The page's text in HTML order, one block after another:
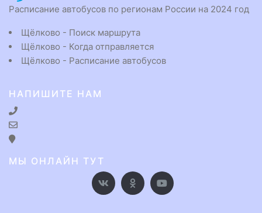
Расписание автобусов по регионам России на 2024 год
Щёлково - Поиск маршрута
Щёлково - Когда отправляется
Щёлково - Расписание автобусов
НАПИШИТЕ НАМ
МЫ ОНЛАЙН ТУТ